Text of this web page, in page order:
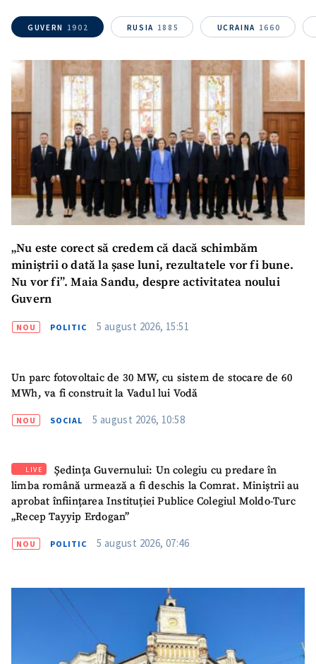
GUVERN 1902 RUSIA 1885 UCRAINA 1660
„Nu este corect să credem că dacă schimbăm
miniștrii o dată la șase luni, rezultatele vor fi bune.
Nu vor fi”. Maia Sandu, despre activitatea noului
Guvern
NOU POLITIC 5 august 2026, 15:51
Un parc fotovoltaic de 30 MW, cu sistem de stocare de 60
MWh, va fi construit la Vadul lui Vodă
NOU SOCIAL 5 august 2026, 10:58
LIVE
Ședința Guvernului: Un colegiu cu predare în
limba română urmează a fi deschis la Comrat. Miniștrii au
aprobat înființarea Instituției Publice Colegiul Moldo-Turc
„Recep Tayyip Erdogan”
NOU POLITIC 5 august 2026, 07:46
Sursă anonimă
Email+ Emailul meu
Telefon
+ Telefon personal
Am citit și sunt de
acord cu politica de
confidențialitate
TRIMITE ȘTIREA